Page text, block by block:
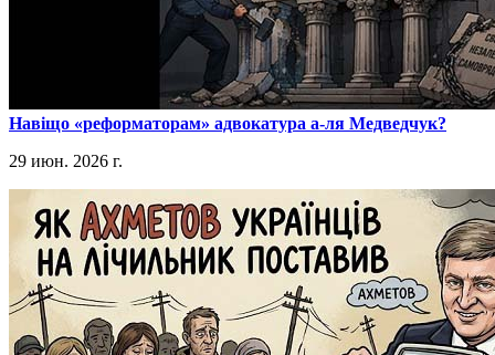
​Навіщо «реформаторам» адвокатура а-ля Медведчук?
29 июн. 2026 г.